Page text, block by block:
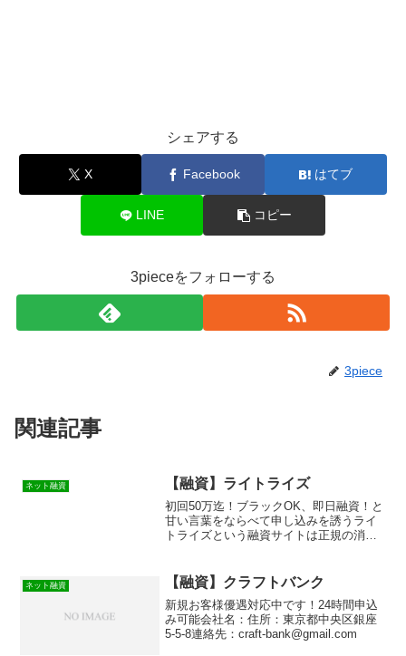
シェアする
X Facebook はてブ
LINE コピー
3pieceをフォローする
3piece
関連記事
ネット融資 【融資】ライトライズ
初回50万迄！ブラックOK、即日融資！と
甘い言葉をならべて申し込みを誘うライ
トライズという融資サイトは正規の消費
られて来たり、ウェブ上のサイトに登場
する闇金サイトなので...
ネット融資 【融資】クラフトバンク
新規お客様優遇対応中です！24時間申込
み可能会社名：住所：東京都中央区銀座
5-5-8連絡先：craft-bank@gmail.com